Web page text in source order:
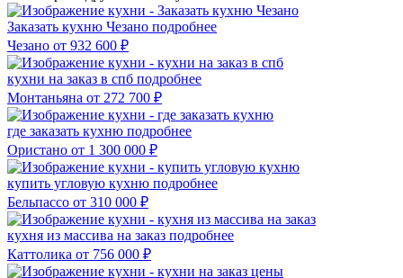
Заказать кухню Чезано подробнее
Чезано от 932 600 ₽
кухни на заказ в спб подробнее
Монтаньяна от 272 700 ₽
где заказать кухню подробнее
Ористано от 1 300 000 ₽
купить угловую кухню подробнее
Бельпассо от 310 000 ₽
кухня из массива на заказ подробнее
Каттолика от 756 000 ₽